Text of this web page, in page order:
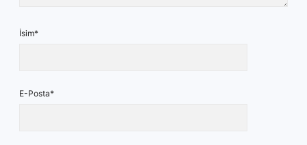
İsim*
E-Posta*